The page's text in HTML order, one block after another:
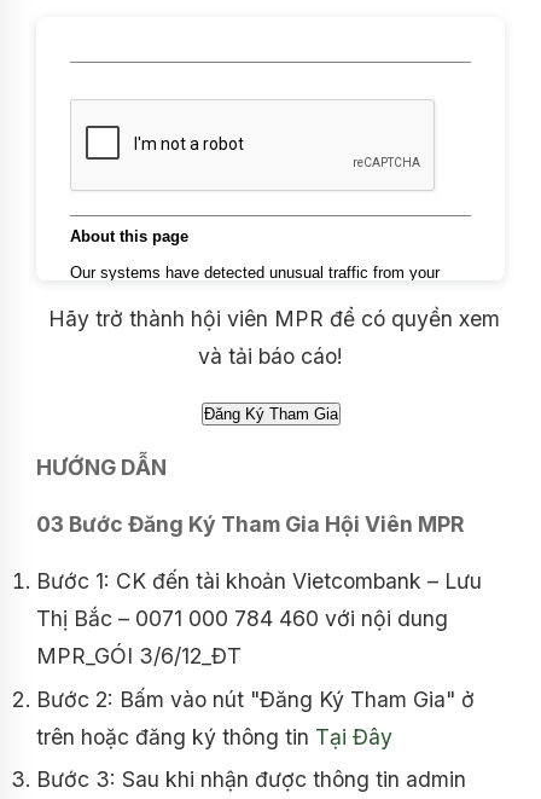
Hãy trở thành hội viên MPR để có quyền xem
và tải báo cáo!
HƯỚNG DẪN
03 Bước Đăng Ký Tham Gia Hội Viên MPR
Bước 1: CK đến tài khoản Vietcombank – Lưu
Thị Bắc – 0071 000 784 460 với nội dung
MPR_GÓI 3/6/12_ĐT
Bước 2: Bấm vào nút "Đăng Ký Tham Gia" ở
trên hoặc đăng ký thông tin Tại Đây
Bước 3: Sau khi nhận được thông tin admin